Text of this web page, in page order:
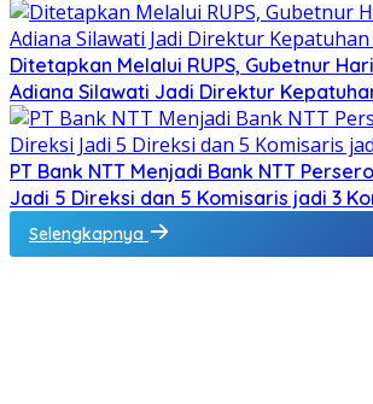
Ditetapkan Melalui RUPS, Gubetnur
Adiana Silawati Jadi Direktur
PT Bank NTT Menjadi Bank NTT
Jadi 5 Direksi dan 5 Komisaris jadi 3
Selengkapnya